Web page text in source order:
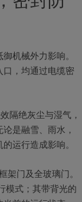
机械外力影响。
，均通过电缆密
隔绝灰尘与湿气，
是融雪、雨水，
运行造成影响。
门及全玻璃门。
模式；其带背光的